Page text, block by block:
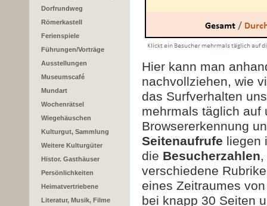
Dorfrundweg
Römerkastell
Ferienspiele
Führungen/Vorträge
Ausstellungen
Museumscafé
Mundart
Wochenrätsel
Wiegehäuschen
Kulturgut, Sammlung
Weitere Kulturgüter
Histor. Gasthäuser
Persönlichkeiten
Heimatvertriebene
Literatur, Musik, Filme
Hier kann man
nachvollziehen, wie
das Surfverhalten
mehrmals täglich auf
Browsererkennung
Seitenaufrufe liegen
die Besucherzahlen
verschiedene
eines Zeitraumes
bei knapp 30 Seiten